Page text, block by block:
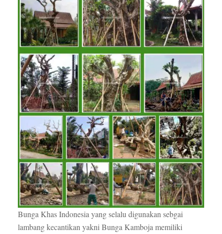
Bunga Khas Indonesia yang selalu digunakan sebgai
lambang kecantikan yakni Bunga Kamboja memiliki